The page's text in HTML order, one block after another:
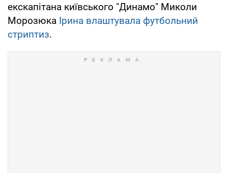
екскапітана київського "Динамо" Миколи
Морозюка Ірина влаштувала футбольний
стриптиз.